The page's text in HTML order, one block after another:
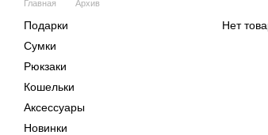
Главная Архив
Нет
Подарки
Сумки
Рюкзаки
Кошельки
Аксессуары
Новинки